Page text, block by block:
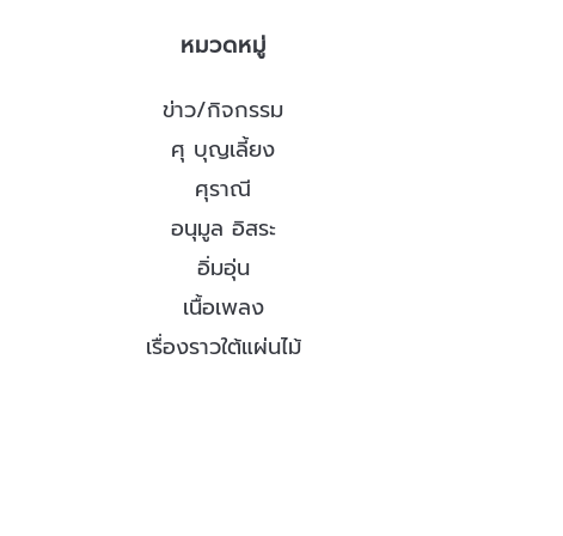
หมวดหมู่
ข่าว/กิจกรรม
ศุ บุญเลี้ยง
ศุราณี
อนุมูล อิสระ
อิ่มอุ่น
เนื้อเพลง
เรื่องราวใต้แผ่นไม้